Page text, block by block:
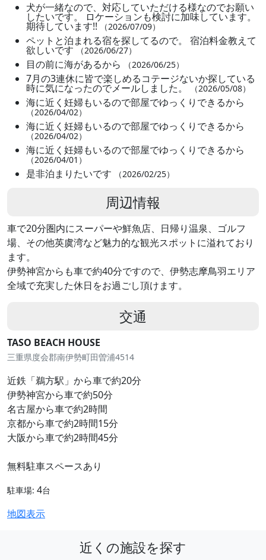
犬が一緒なので、対応していただける様なのでお願い
したいです。 ロケーションも検討に加味しています。
期待しています!! （2026/07/09）
ペットと泊まれる宿を探してるので。 宿泊料金教えて
欲しいです （2026/06/27）
目の前に海があるから （2026/06/25）
7月の3連休に皆で楽しめるコテージないか探している
時に気になったのでメールしました。 （2026/05/08）
海に近く妊婦もいるので部屋でゆっくりできるから
（2026/04/02）
海に近く妊婦もいるので部屋でゆっくりできるから
（2026/04/02）
海に近く妊婦もいるので部屋でゆっくりできるから
（2026/04/01）
是非泊まりたいです （2026/02/25）
周辺情報
車で20分圏内にスーパーや鮮魚店、日帰り温泉、ゴルフ
場、その他英虞湾など魅力的な観光スポットに溢れており
ます。
伊勢神宮からも車で約40分ですので、伊勢志摩鳥羽エリア
全域で充実した休日をお過ごし頂けます。
交通
TASO BEACH HOUSE
三重県度会郡南伊勢町田曽浦4514
近鉄「鵜方駅」から車で約20分
伊勢神宮から車で約50分
名古屋から車で約2時間
京都から車で約2時間15分
大阪から車で約2時間45分
無料駐車スペースあり
駐車場: 4台
地図表示
近くの施設を探す